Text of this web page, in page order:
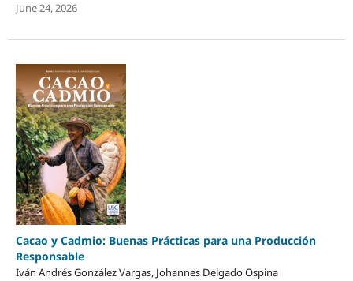
June 24, 2026
Cacao y Cadmio: Buenas Prácticas para una Producción
Responsable
Iván Andrés González Vargas, Johannes Delgado Ospina